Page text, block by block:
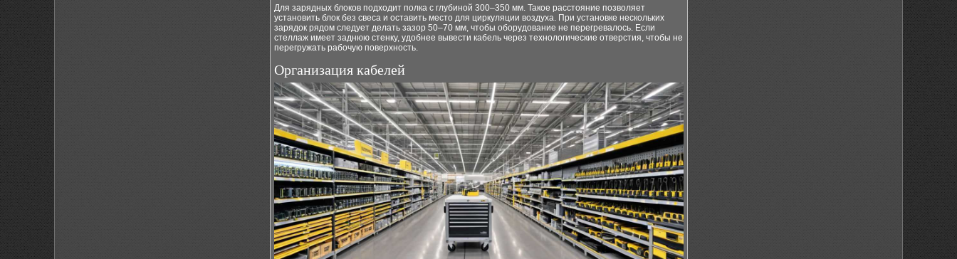
Для зарядных блоков подходит полка с глубиной 300–350 мм. Такое расстояние позволяет
установить блок без свеса и оставить место для циркуляции воздуха. При установке нескольких
зарядок рядом следует делать зазор 50–70 мм, чтобы оборудование не перегревалось. Если
стеллаж имеет заднюю стенку, удобнее вывести кабель через технологические отверстия, чтобы не
перегружать рабочую поверхность.
Организация кабелей